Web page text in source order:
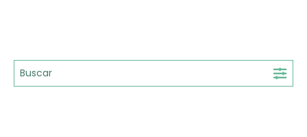
Hot Pancakes
Cupcakes y
Muffins
Novedades